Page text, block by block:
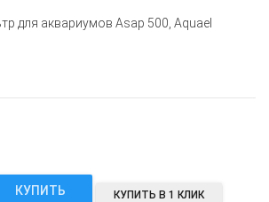
КУПИТЬ В 1 КЛИК